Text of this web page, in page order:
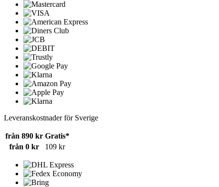
Leveranskostnader för Sverige
från 890 kr Gratis*
från 0 kr
109 kr